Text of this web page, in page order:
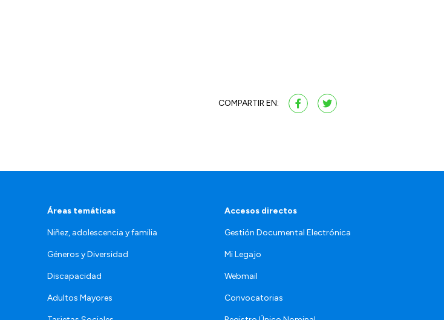
COMPARTIR EN:
Áreas temáticas
Niñez, adolescencia y familia
Géneros y Diversidad
Discapacidad
Adultos Mayores
Accesos directos
Gestión Documental Electrónica
Mi Legajo
Webmail
Convocatorias